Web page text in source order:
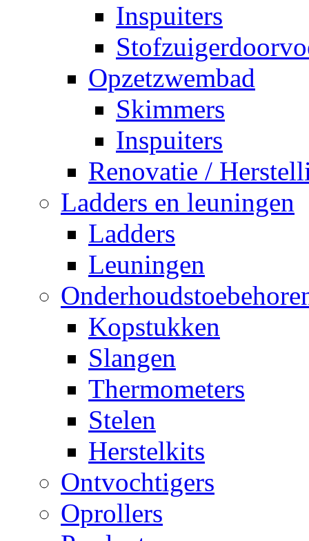
Inspuiters
Opzetzwembad
Skimmers
Inspuiters
Renovatie /
Ladders en leuningen
Ladders
Leuningen
Kopstukken
Slangen
Thermometers
Stelen
Herstelkits
Ontvochtigers
Oprollers